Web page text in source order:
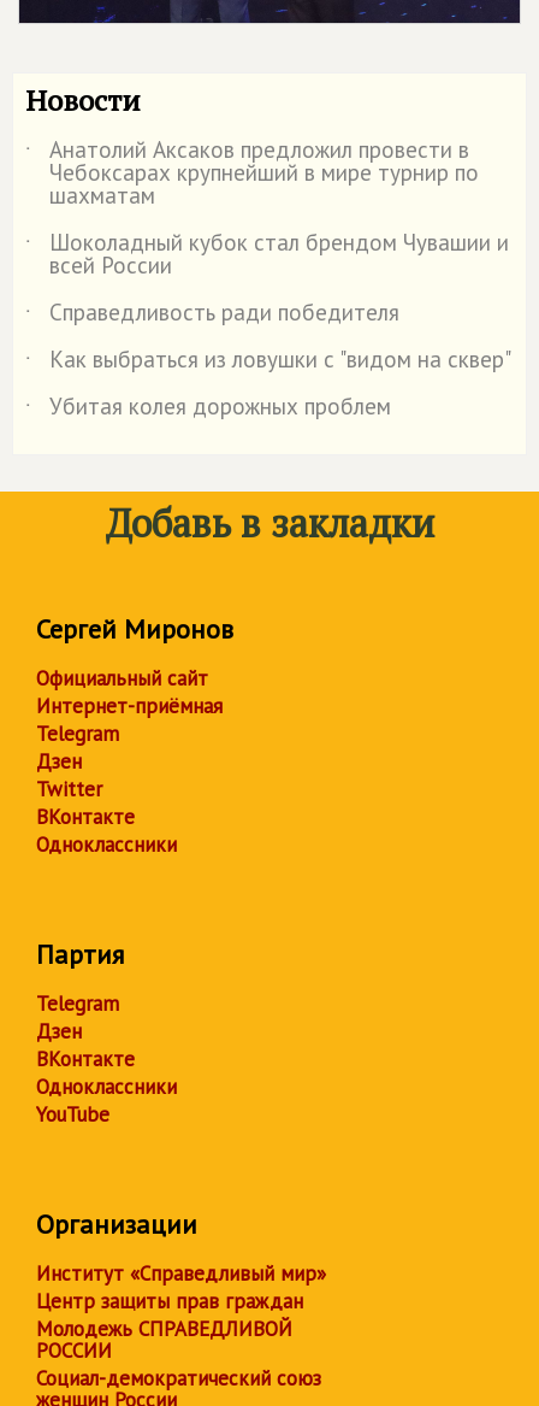
Новости
˙ Анатолий Аксаков предложил провести в
Чебоксарах крупнейший в мире турнир по
шахматам
˙
Шоколадный кубок стал брендом Чувашии и
всей России
˙
Справедливость ради победителя
˙
Как выбраться из ловушки с "видом на сквер"
˙
Убитая колея дорожных проблем
Добавь в закладки
Сергей Миронов
Официальный сайт
Интернет-приёмная
Telegram
Дзен
Twitter
ВКонтакте
Одноклассники
Партия
Telegram
Дзен
ВКонтакте
Одноклассники
YouTube
Организации
Институт «Справедливый мир»
Центр защиты прав граждан
Молодежь СПРАВЕДЛИВОЙ
РОССИИ
Социал-демократический союз
женщин России